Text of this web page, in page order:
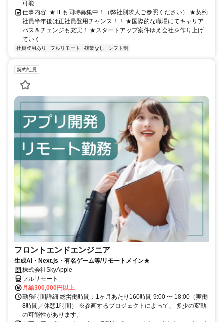
可能
仕事内容: ★TLも同時募集中！（弊社別求人ご参照ください） ★契約
社員半年後は正社員登用チャンス！！ ★国際的な職場にてキャリア
パス＆チェンジも充実！ ★スタートアップ案件ゆえ会社を作り上げ
ていく...
社員登用あり フルリモート 残業なし シフト制
契約社員
フロントエンドエンジニア
生成AI・Next.js・有名ゲーム等/リモートメイン★
株式会社SkyApple
フルリモート
月給300,000円以上
勤務時間詳細 総労働時間：1ヶ月あたり160時間 9:00 〜 18:00（実働
8時間／休憩1時間） ※参画するプロジェクトによって、 多少の変動
の可能性があります。